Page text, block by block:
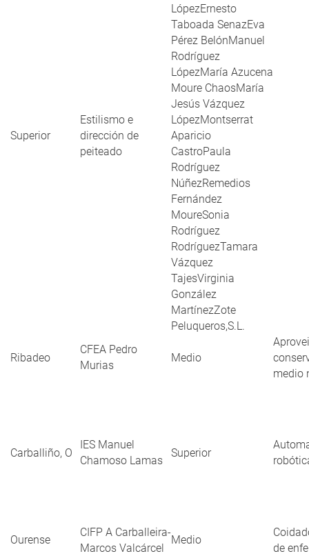
Superior
Estilismo e
dirección de
peiteado
LópezErnesto
Taboada SenazEva
Pérez BelónManuel
Rodríguez
LópezMaría Azucena
Moure ChaosMaría
Jesús Vázquez
LópezMontserrat
Aparicio
CastroPaula
Rodríguez
NúñezRemedios
Fernández
MoureSonia
Rodríguez
RodríguezTamara
Vázquez
TajesVirginia
González
MartínezZote
Peluqueros,S.L.
Ribadeo
CFEA Pedro
Murias
Medio
medio
Carballiño, O
IES Manuel
Chamoso Lamas
Superior
Ourense
CIFP A Carballeira-
Marcos Valcárcel
Medio
de